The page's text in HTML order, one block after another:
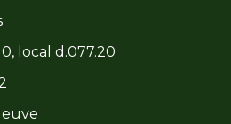
local d.077.20